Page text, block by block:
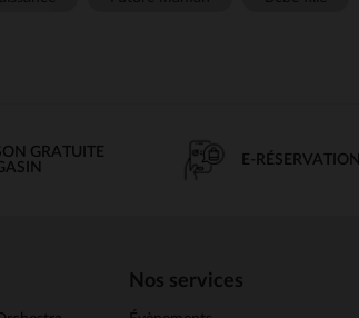
GRATUITE
E-RÉSERVATION
Nos services